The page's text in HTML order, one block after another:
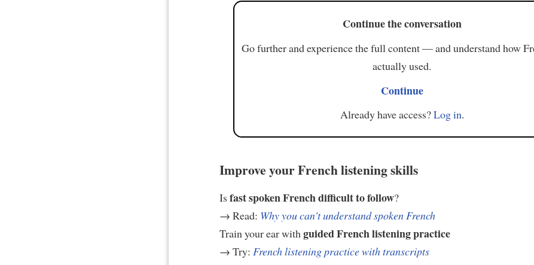
Continue the conversation
Go further and experience the full content — and understand how
actually used.
Continue
Already have access?Log in.
Improve your French listening skills
Isfast spoken French difficult to follow?
→ Read: Why you can't understand spoken French
Train your ear with guided French listening practice
→ Try: French listening practice with transcripts